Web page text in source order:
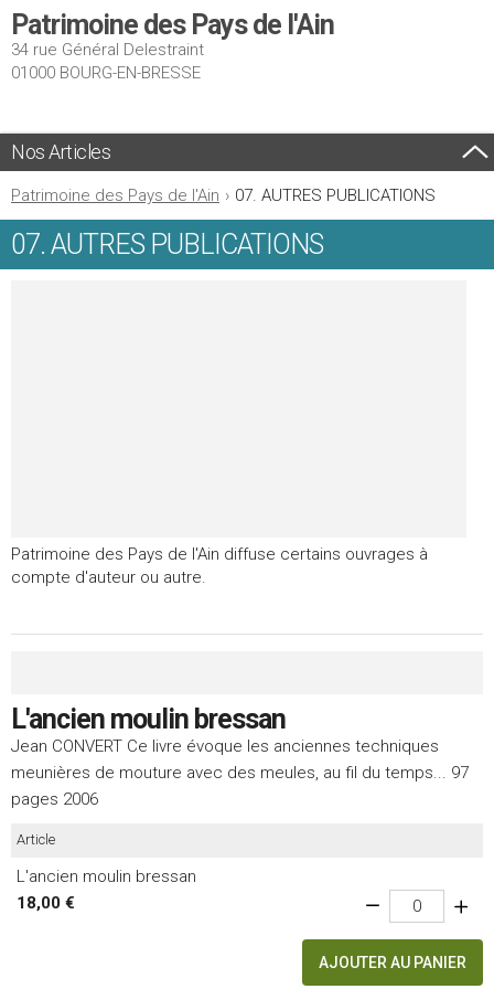
Patrimoine des Pays de l'Ain
34 rue Général Delestraint
01000 BOURG-EN-BRESSE
Nos Articles
Patrimoine des Pays de l'Ain › 07. AUTRES PUBLICATIONS
07. AUTRES PUBLICATIONS
Patrimoine des Pays de l'Ain diffuse certains ouvrages à
compte d'auteur ou autre.
L'ancien moulin bressan
Jean CONVERT Ce livre évoque les anciennes techniques
meunières de mouture avec des meules, au fil du temps... 97
pages 2006
Article
L'ancien moulin bressan
18,00 €
AJOUTER AU PANIER